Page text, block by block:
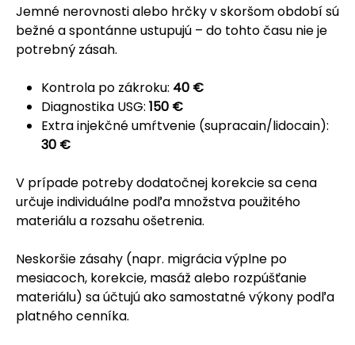
Jemné nerovnosti alebo hrčky v skoršom období sú
bežné a spontánne ustupujú – do tohto času nie je
potrebný zásah.
Kontrola po zákroku: 40 €
Diagnostika USG: 150 €
Extra injekčné umŕtvenie (supracain/lidocain):
30 €
V prípade potreby dodatočnej korekcie sa cena
určuje individuálne podľa množstva použitého
materiálu a rozsahu ošetrenia.
Neskoršie zásahy (napr. migrácia výplne po
mesiacoch, korekcie, masáž alebo rozpúšťanie
materiálu) sa účtujú ako samostatné výkony podľa
platného cenníka.